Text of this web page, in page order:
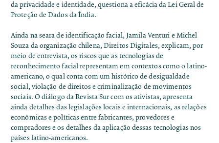
da privacidade e identidade, questiona a eficácia da Lei Geral de
Proteção de Dados da Índia.
Ainda na seara de identificação facial,Jamila Venturi e Michel
Souza da organização chilena, Direitos Digitales, explicam, por
meio de entrevista, os riscos que as tecnologias de
reconhecimento facial representam em contextos como o latino-
americano, o qual conta com um histórico de desigualdade
social, violação de direitos e criminalização de movimentos
sociais. O diálogo da Revista Sur com os ativistas, apresenta
ainda detalhes das legislações locais e internacionais, as relações
econômicas e políticas entre fabricantes, provedores e
compradores e os detalhes da aplicação dessas tecnologias nos
países latino-americanos.